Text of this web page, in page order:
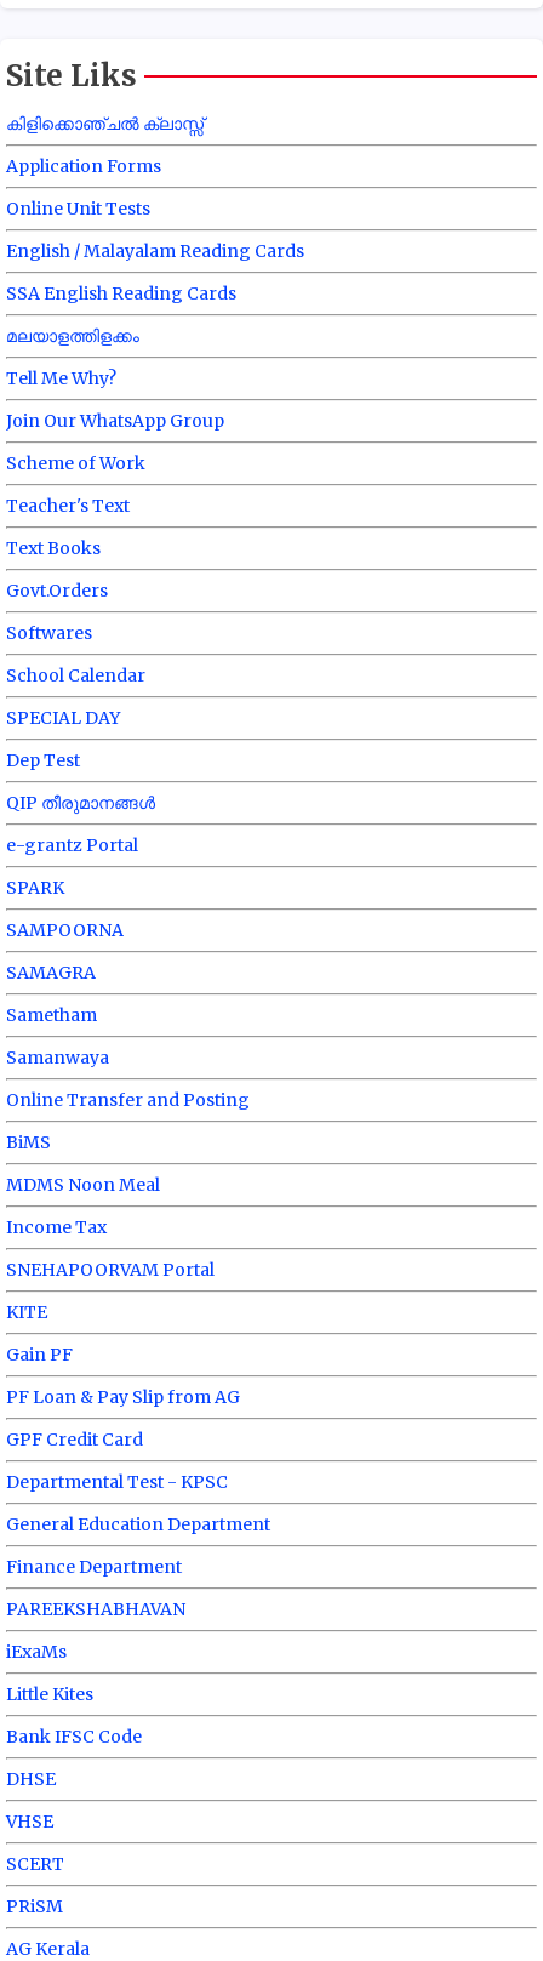
Site Liks
കിളിക്കൊഞ്ചൽ ക്ലാസ്സ്
Application Forms
Online Unit Tests
English / Malayalam Reading Cards
SSA English Reading Cards
മലയാളത്തിളക്കം
Tell Me Why?
Join Our WhatsApp Group
Scheme of Work
Teacher's Text
Text Books
Govt.Orders
Softwares
School Calendar
SPECIAL DAY
Dep Test
QIP തീരുമാനങ്ങൾ
e-grantz Portal
SPARK
SAMPOORNA
SAMAGRA
Sametham
Samanwaya
Online Transfer and Posting
BiMS
MDMS Noon Meal
Income Tax
SNEHAPOORVAM Portal
KITE
Gain PF
PF Loan & Pay Slip from AG
GPF Credit Card
Departmental Test - KPSC
General Education Department
Finance Department
PAREEKSHABHAVAN
iExaMs
Little Kites
Bank IFSC Code
DHSE
VHSE
SCERT
PRiSM
AG Kerala